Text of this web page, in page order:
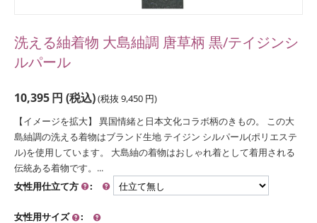
洗える紬着物 大島紬調 唐草柄 黒/テイジンシ
ルパール
10,395円 (税込)(税抜 9,450 円)
【イメージを拡大】 異国情緒と日本文化コラボ柄のきもの。 この大
島紬調の洗える着物はブランド生地 テイジン シルパール(ポリエステ
ル)を使用しています。 大島紬の着物はおしゃれ着として着用される
伝統ある着物です。...
女性用仕立て方
:
女性用サイズ :